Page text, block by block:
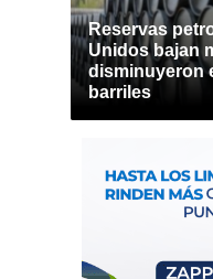
Reservas
Unidos bajan
disminuyeron
barriles